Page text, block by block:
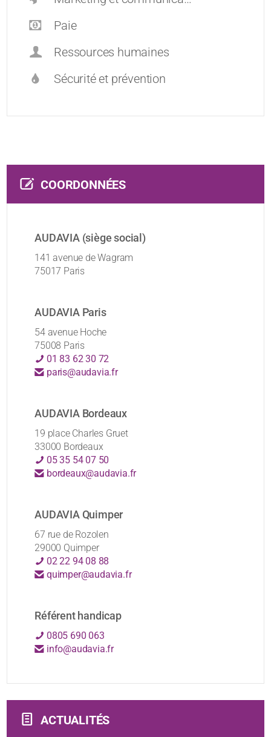
Paie
Ressources humaines
Sécurité et prévention
COORDONNÉES
AUDAVIA (siège social)
141 avenue de Wagram
75017 Paris
AUDAVIA Paris
54 avenue Hoche
75008 Paris
01 83 62 30 72
paris@audavia.fr
AUDAVIA Bordeaux
19 place Charles Gruet
33000 Bordeaux
05 35 54 07 50
bordeaux@audavia.fr
AUDAVIA Quimper
67 rue de Rozolen
29000 Quimper
02 22 94 08 88
quimper@audavia.fr
Référent handicap
0805 690 063
info@audavia.fr
ACTUALITÉS